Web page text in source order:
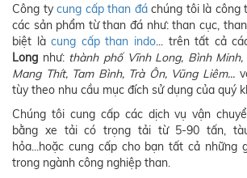
Công tycung cấp than đáchúng tôi là công
các sản phẩm từ than đá như: than cục,
biệt làcung cấp than indo... trên tất cả
Long như: thành phố Vĩnh Long, Bình
Mang Thít, Tam Bình, Trà Ôn, Vũng Liêm...
tùy theo nhu cầu mục đích sử dụng của quý
Chúng tôi cung cấp các dịch vụ vận
bằng xe tải có trọng tải từ 5-90 tấn,
hỏa...hoặc cung cấp cho bạn tất cả những
trong ngành công nghiệp than.